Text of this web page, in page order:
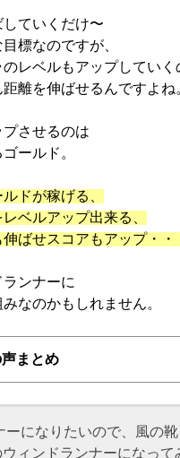
ていくだけ〜
標なのですが、
レベルもアップしていく
離を伸ばせるんですよね
させるのは
ールド。
ドが稼げる、
ベルアップ出来る、
ばせスコアもアップ・・
ンナーに
なのかもしれません。
まとめ
ーになりたいので、風の
ウィンドランナーになって